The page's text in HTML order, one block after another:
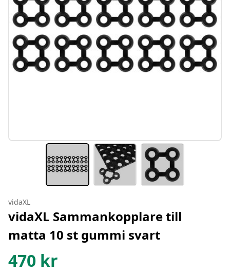
vidaXL
vidaXL Sammankopplare till
matta 10 st gummi svart
470 kr